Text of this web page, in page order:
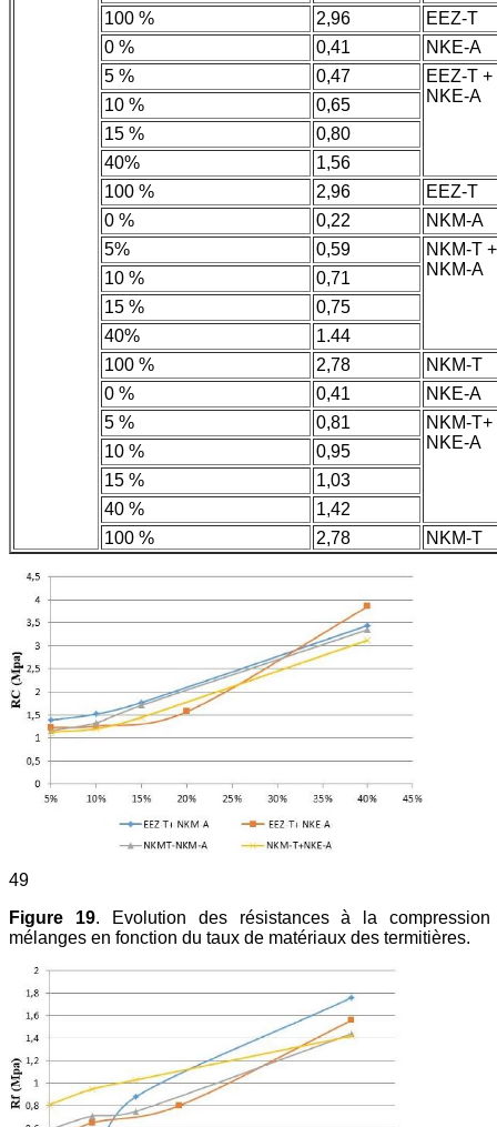
100 %
2,96
EEZ-T
0 %
0,41
NKE-A
5 %
0,47
EEZ-T +
NKE-A
10 %
0,65
15 %
0,80
40%
1,56
100 %
2,96
EEZ-T
0 %
0,22
NKM-A
5%
0,59
NKM-T +
NKM-A
10 %
0,71
15 %
0,75
40%
1.44
100 %
2,78
NKM-T
0 %
0,41
NKE-A
5 %
0,81
NKM-T+
NKE-A
10 %
0,95
15 %
1,03
40 %
1,42
100 %
2,78 NKM-T
49
Figure 19. Evolution des résistances à la compression
mélanges en fonction du taux de matériaux des termitières.